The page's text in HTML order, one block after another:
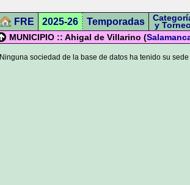
FRE 2025-26 Temporadas y
MUNICIPIO :: Ahigal de Villarino (
Ninguna sociedad de la base de datos ha tenido su